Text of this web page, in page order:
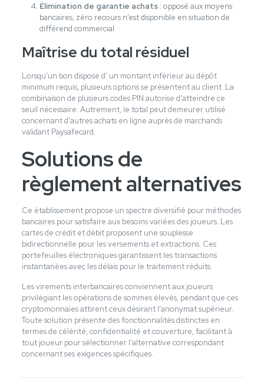
Élimination de garantie achats: opposé aux moyens
bancaires, zéro recours n’est disponible en situation de
différend commercial
Maîtrise du total résiduel
Lorsqu’un bon dispose d’ un montant inférieur au dépôt
minimum requis, plusieurs options se présentent au client. La
combinaison de plusieurs codes PIN autorise d’atteindre ce
seuil nécessaire. Autrement, le total peut demeurer utilisé
concernant d’autres achats en ligne auprès de marchands
validant Paysafecard.
Solutions de
règlement alternatives
Ce établissement propose un spectre diversifié pour méthodes
bancaires pour satisfaire aux besoins variées des joueurs. Les
cartes de crédit et débit proposent une souplesse
bidirectionnelle pour les versements et extractions. Ces
portefeuilles électroniques garantissent les transactions
instantanées avec les délais pour le traitement réduits.
Les virements interbancaires conviennent aux joueurs
privilégiant les opérations de sommes élevés, pendant que ces
cryptomonnaies attirent ceux désirant l’anonymat supérieur.
Toute solution présente des fonctionnalités distinctes en
termes de célérité, confidentialité et couverture, facilitant à
tout joueur pour sélectionner l’alternative correspondant
concernant ses exigences spécifiques.